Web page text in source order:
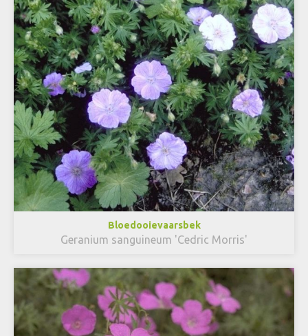
Bloedooievaarsbek
Geranium sanguineum 'Cedric Morris'